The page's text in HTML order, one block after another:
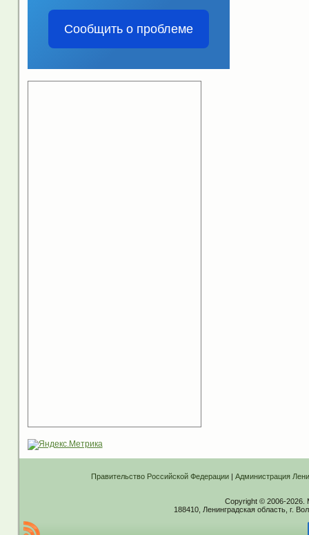
Сообщить о проблеме
Правительство Российской Федерации| Администрация
Copyright © 2006-2026.
188410, Ленинградская область, г.